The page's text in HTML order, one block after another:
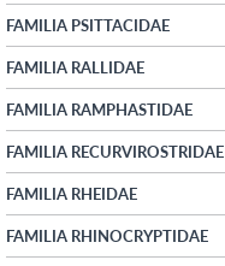
FAMILIA PSITTACIDAE
FAMILIA RALLIDAE
FAMILIA RAMPHASTIDAE
FAMILIA RECURVIROSTRIDAE
FAMILIA RHEIDAE
FAMILIA RHINOCRYPTIDAE